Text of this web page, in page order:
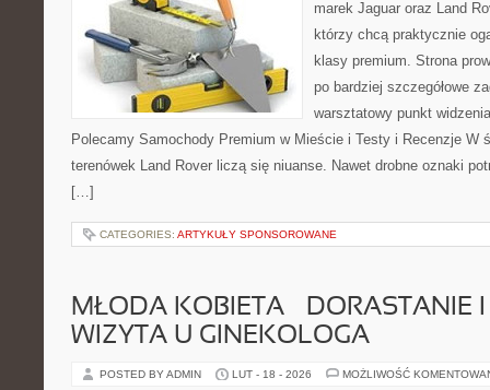
marek Jaguar oraz Land
którzy chcą praktycznie
klasy premium. Strona
po bardziej szczegółowe
warsztatowy punkt
Polecamy Samochody Premium w Mieście i Testy i Recenzje W
terenówek Land Rover liczą się niuanse. Nawet drobne oznaki
[…]
CATEGORIES: ARTYKUŁY SPONSOROWANE
MŁODA KOBIETA – DORASTANIE
WIZYTA U GINEKOLOGA
POSTED BY ADMIN LUT - 18 - 2026 MOŻLIWOŚĆ